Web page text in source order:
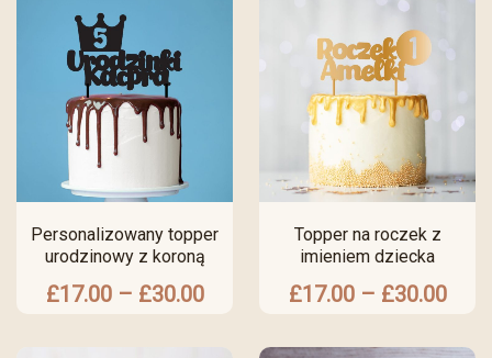
Personalizowany topper
urodzinowy z koroną
£17.00 – £30.00
Topper na roczek z
imieniem dziecka
£17.00 – £30.00